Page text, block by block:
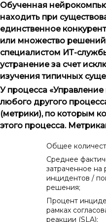
Обученная
находить при
единственное
или множество
специалистом ИТ-
устранение за счет
изучения типичных
У процесса
любого другого
(метрики), по которым
этого процесса.
Общее
Среднее
затраченное
инцидентов /
решения;
Процент
рамках
реакции (SLA);